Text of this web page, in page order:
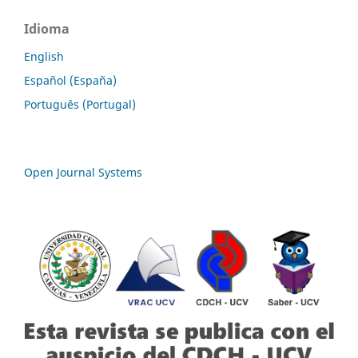
Idioma
English
Español (España)
Português (Portugal)
Open Journal Systems